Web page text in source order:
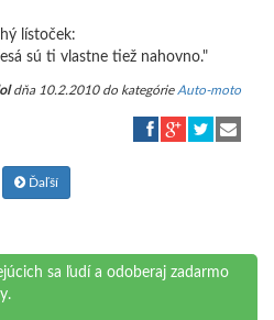
lístoček:
sú ti vlastne tiež nahovno."
dňa 10.2.2010 do kategórie Auto-moto
Ďaľší
sa ľudí a odoberaj zadarmo